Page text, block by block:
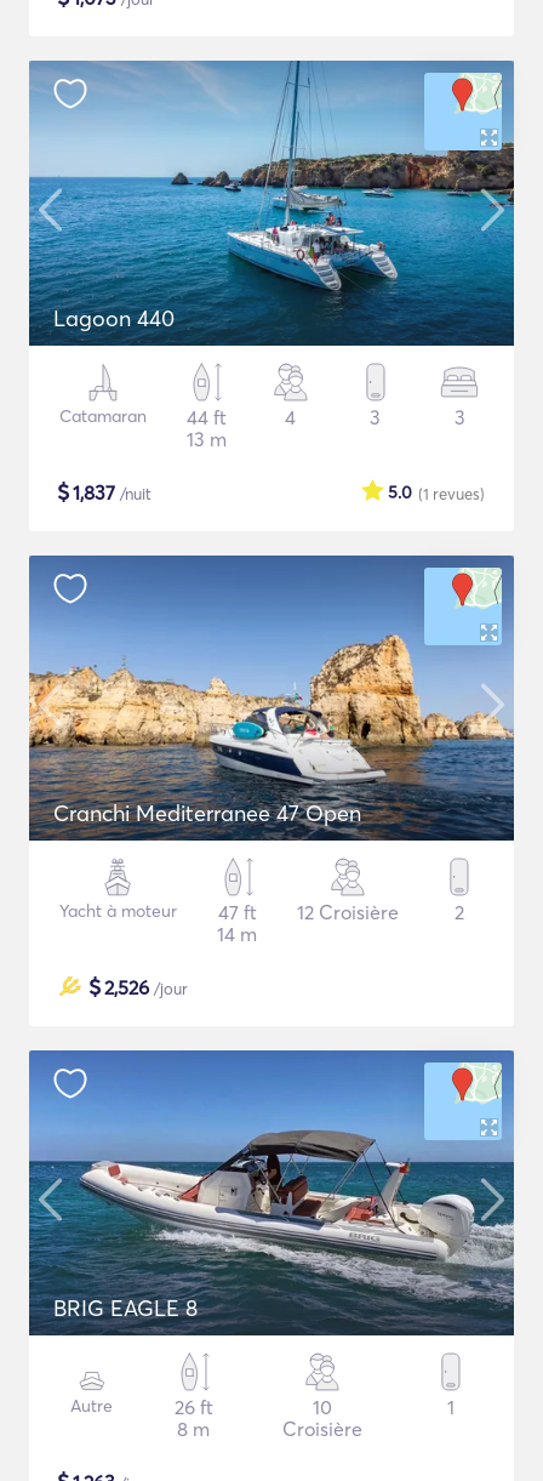
Lagoon 440
Catamaran
44 ft
13 m
4 3 3
$1,837 /nuit (1 revues)
5.0
Cranchi Mediterranee 47 Open
Yacht à moteur
47 ft
14 m
12 Croisière 2
$2,526 /jour
BRIG EAGLE 8
Autre
26 ft
8 m
10
Croisière
1